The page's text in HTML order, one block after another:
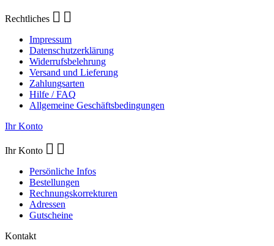
Rechtliches  
Impressum
Datenschutzerklärung
Widerrufsbelehrung
Versand und Lieferung
Zahlungsarten
Hilfe / FAQ
Allgemeine Geschäftsbedingungen
Ihr Konto
Ihr Konto  
Persönliche Infos
Bestellungen
Rechnungskorrekturen
Adressen
Gutscheine
Kontakt